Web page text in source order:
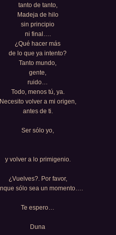
tanto de tanto,
Madeja de hilo
sin principio
ni final….
¿Qué hacer más
de lo que ya intento?
Tanto mundo,
gente,
ruido…
Todo, menos tú, ya.
volver a mi origen,
antes de ti.
Ser sólo yo,
y volver a lo primigenio.
¿Vuelves?. Por favor,
sólo sea un momento….
Te espero…
Duna